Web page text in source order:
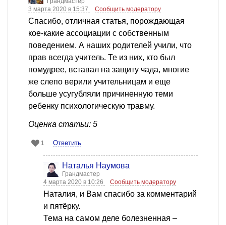
3 марта 2020 в 15:37
Сообщить модератору
Спасибо, отличная статья, порождающая
кое-какие ассоциации с собственным
поведением. А наших родителей учили, что
прав всегда учитель. Те из них, кто был
помудрее, вставал на защиту чада, многие
же слепо верили учительницам и еще
больше усугубляли причиненную теми
ребенку психологическую травму.
Оценка статьи: 5
1 Ответить
Наталья Наумова
Грандмастер
4 марта 2020 в 10:26
Сообщить модератору
Наталия, и Вам спасибо за комментарий
и пятёрку.
Тема на самом деле болезненная –